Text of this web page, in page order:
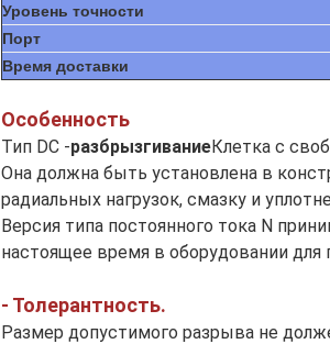
Уровень точности
Порт
Время доставки
Особенность
Тип DC -разбрызгиваниеКлетка с
Она должна быть установлена в
радиальных нагрузок, смазку и
Версия типа постоянного тока N
настоящее время в оборудовании для
- Толерантность.
Размер допустимого разрыва не